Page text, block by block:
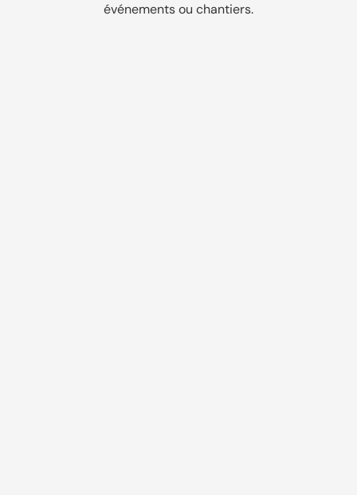
événements ou chantiers.